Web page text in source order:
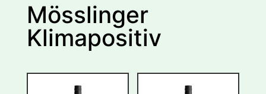
Mösslinger
Klimapositiv